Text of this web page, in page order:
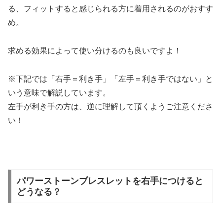
る、フィットすると感じられる方に着用されるのがおすす
め。
求める効果によって使い分けるのも良いですよ！
※下記では「右手＝利き手」「左手＝利き手ではない」と
いう意味で解説しています。
左手が利き手の方は、逆に理解して頂くようご注意くださ
い！
パワーストーンブレスレットを右手につけると
どうなる？